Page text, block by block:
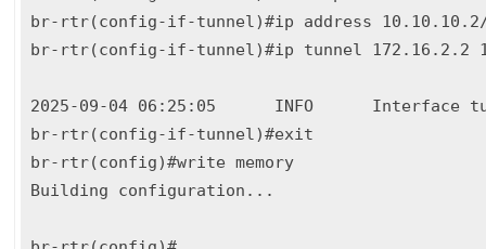
br-rtr(config-if-tunnel)#ip address
br-rtr(config-if-tunnel)#ip tunnel 172.16.2.2
2025-09-04 06:25:05      INFO      Interface
br-rtr(config-if-tunnel)#exit
br-rtr(config)#write memory
Building configuration...